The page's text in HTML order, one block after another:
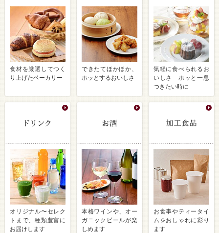
食材を厳選してつく
り上げたベーカリー
できたてほかほか、
ホッとするおいしさ
気軽に食べられるお
いしさ ホッと一息
つきたい時に
オリジナル〜セレク
トまで、種類豊富に
お届けします
本格ワインや、オー
ガニックビールが楽
しめます
お食事やティータイ
ムをおしゃれに彩り
ます